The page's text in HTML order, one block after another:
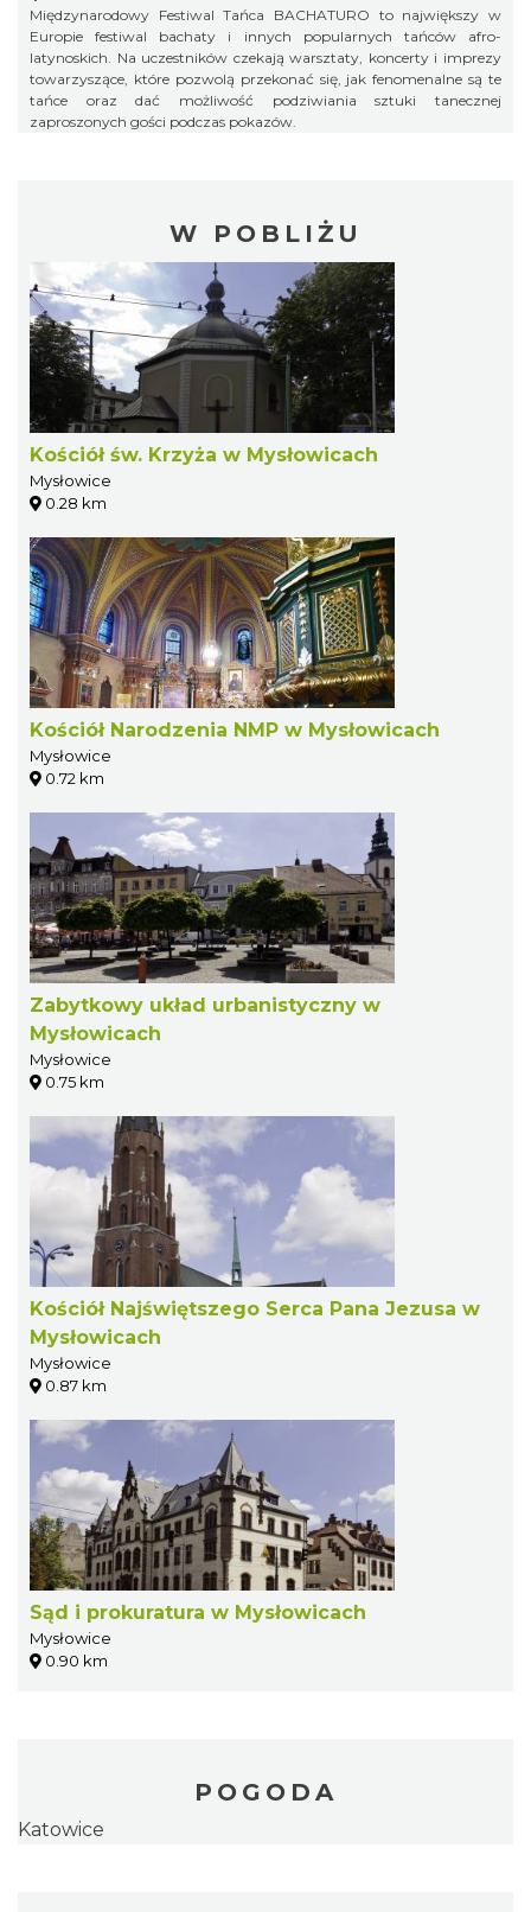
Międzynarodowy Festiwal Tańca BACHATURO to największy w
Europie festiwal bachaty i innych popularnych tańców afro-
latynoskich. Na uczestników czekają warsztaty, koncerty i imprezy
towarzyszące, które pozwolą przekonać się, jak fenomenalne są te
tańce oraz dać możliwość podziwiania sztuki tanecznej
zaproszonych gości podczas pokazów.
W POBLIŻU
Kościół św. Krzyża w Mysłowicach
Mysłowice
0.28 km
Kościół Narodzenia NMP w Mysłowicach
Mysłowice
0.72 km
Zabytkowy układ urbanistyczny w
Mysłowicach
Mysłowice
0.75 km
Kościół Najświętszego Serca Pana Jezusa w
Mysłowicach
Mysłowice
0.87 km
Sąd i prokuratura w Mysłowicach
Mysłowice
0.90 km
POGODA
Katowice